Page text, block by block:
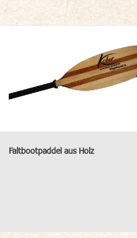
Faltbootpaddel aus Holz